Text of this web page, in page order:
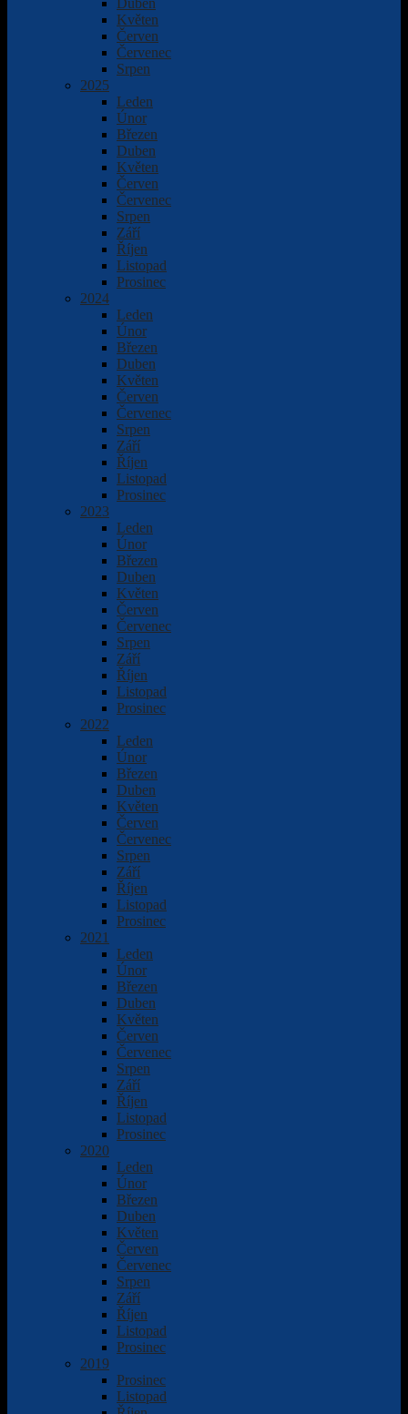
Duben
Květen
Červen
Červenec
Srpen
2025
Leden
Únor
Březen
Duben
Květen
Červen
Červenec
Srpen
Září
Říjen
Listopad
Prosinec
2024
Leden
Únor
Březen
Duben
Květen
Červen
Červenec
Srpen
Září
Říjen
Listopad
Prosinec
2023
Leden
Únor
Březen
Duben
Květen
Červen
Červenec
Srpen
Září
Říjen
Listopad
Prosinec
2022
Leden
Únor
Březen
Duben
Květen
Červen
Červenec
Srpen
Září
Říjen
Listopad
Prosinec
2021
Leden
Únor
Březen
Duben
Květen
Červen
Červenec
Srpen
Září
Říjen
Listopad
Prosinec
2020
Leden
Únor
Březen
Duben
Květen
Červen
Červenec
Srpen
Září
Říjen
Listopad
Prosinec
2019
Prosinec
Listopad